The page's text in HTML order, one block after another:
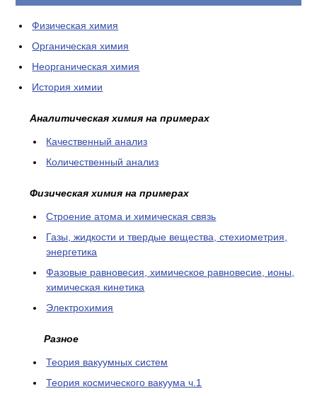
Физическая химия
Органическая химия
Неорганическая химия
История химии
Аналитическая химия на примерах
Качественный анализ
Количественный анализ
Физическая химия на примерах
Cтроение атома и химическая связь
Газы, жидкости и твердые вещества, стехиометрия,
энергетика
Фазовые равновесия, химическое равновесие, ионы,
химическая кинетика
Электрохимия
Разное
Теория вакуумных систем
Теория космического вакуума ч.1